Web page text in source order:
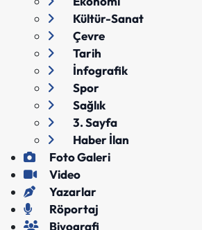
Kültür-Sanat
Çevre
Tarih
İnfografik
Spor
Sağlık
3. Sayfa
Haber İlan
Foto Galeri
Video
Yazarlar
Röportaj
Biyografi